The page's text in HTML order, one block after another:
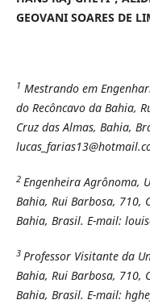
GEOVANI SOARES DE
1 Mestrando em
do Recôncavo da Bahia,
Cruz das Almas, Bahia,
2 Engenheira Agrônoma,
Bahia, Rui Barbosa, 710,
Bahia, Brasil. E-mail:
3 Professor Visitante da
Bahia, Rui Barbosa, 710,
Bahia, Brasil. E-mail: